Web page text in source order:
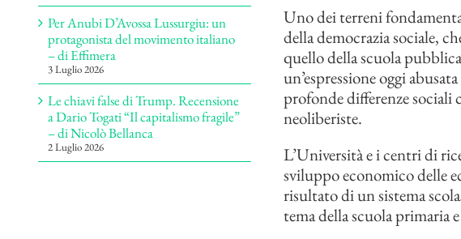
Uno dei terreni
della democrazia sociale,
quello della scuola
un’espressione oggi
profonde differenze sociali
neoliberiste.
L’Università e i centri di
sviluppo economico delle
risultato di un sistema
tema della scuola primaria
Per Anubi D’Avossa Lussurgiu: un
protagonista del movimento italiano
– di Effimera
3 Luglio 2026
Le chiavi false di Trump. Recensione
a Dario Togati “Il capitalismo fragile”
– di Nicolò Bellanca
2 Luglio 2026